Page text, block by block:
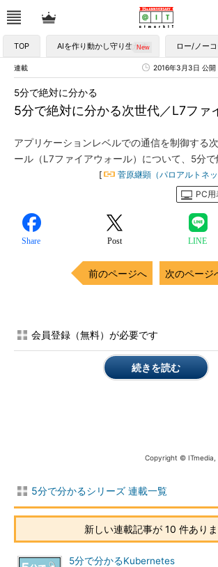
TOP AIを作り動かし守り生かす ロー/ノー
連載 2016年3月3日 公開
5分で絶対に分かる次世代／L7ファ
5分で絶対に分かる
アプリケーションレベルでの通信を制御する
ール（L7ファイアウォール）について、5分で
[ 菅原継顕（パロアルトネッ
PC用
Share Post LINE
前のページへ 次のページ
会員登録（無料）が必要です
続きを読む
Copyright © ITmedia,
5分で分かるシリーズ 連載一覧
新しい連載記事が 10 件あり
5分で分かるKubernetes